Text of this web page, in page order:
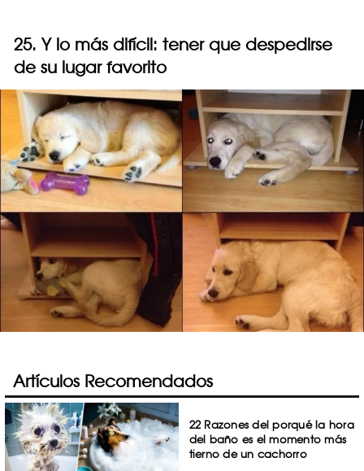
25. Y lo más difícil: tener que despedirse
de su lugar favorito
Artículos Recomendados
22 Razones del porqué la hora
del baño es el momento más
tierno de un cachorro